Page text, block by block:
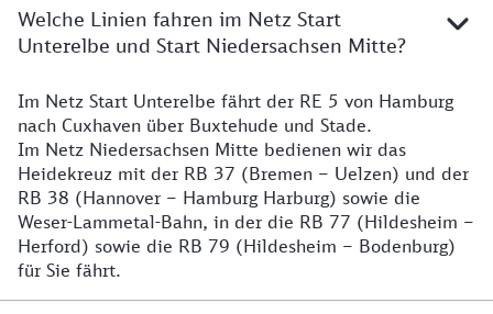
Welche Linien fahren im Netz Start
Unterelbe und Start Niedersachsen Mitte?
Details
Im Netz Start Unterelbe fährt der RE 5 von Hamburg
nach Cuxhaven über Buxtehude und Stade.
Im Netz Niedersachsen Mitte bedienen wir das
Heidekreuz mit der RB 37 (Bremen – Uelzen) und der
RB 38 (Hannover – Hamburg Harburg) sowie die
Weser-Lammetal-Bahn, in der die RB 77 (Hildesheim –
Herford) sowie die RB 79 (Hildesheim – Bodenburg)
für Sie fährt.